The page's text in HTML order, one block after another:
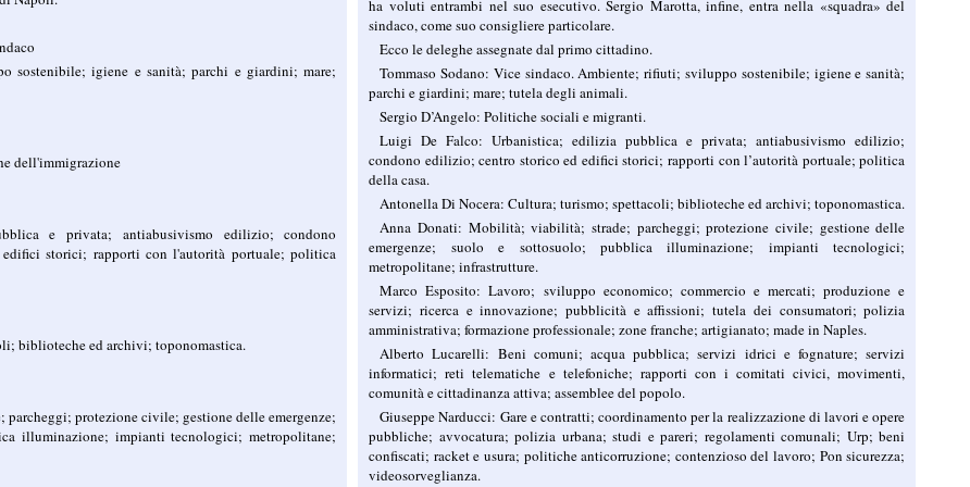
sostenibile; igiene e sanità; parchi e giardini; mare;
dell'immigrazione
e privata; antiabusivismo edilizio; condono
storici; rapporti con l'autorità portuale; politica
biblioteche ed archivi; toponomastica.
protezione civile; gestione delle emergenze;
illuminazione; impianti tecnologici; metropolitane;
ha voluti entrambi nel suo esecutivo. Sergio Marotta, infine, entra nella «squadra» del
sindaco, come suo consigliere particolare.
Ecco le deleghe assegnate dal primo cittadino.
Tommaso Sodano: Vice sindaco. Ambiente; rifiuti; sviluppo sostenibile; igiene e sanità;
parchi e giardini; mare; tutela degli animali.
Sergio D’Angelo: Politiche sociali e migranti.
Luigi De Falco: Urbanistica; edilizia pubblica e privata; antiabusivismo edilizio;
condono edilizio; centro storico ed edifici storici; rapporti con l’autorità portuale; politica
della casa.
Antonella Di Nocera: Cultura; turismo; spettacoli; biblioteche ed archivi; toponomastica.
Anna Donati: Mobilità; viabilità; strade; parcheggi; protezione civile; gestione delle
emergenze; suolo e sottosuolo; pubblica illuminazione; impianti tecnologici;
metropolitane; infrastrutture.
Marco Esposito: Lavoro; sviluppo economico; commercio e mercati; produzione e
servizi; ricerca e innovazione; pubblicità e affissioni; tutela dei consumatori; polizia
amministrativa; formazione professionale; zone franche; artigianato; made in Naples.
Alberto Lucarelli: Beni comuni; acqua pubblica; servizi idrici e fognature; servizi
informatici; reti telematiche e telefoniche; rapporti con i comitati civici, movimenti,
comunità e cittadinanza attiva; assemblee del popolo.
Giuseppe Narducci: Gare e contratti; coordinamento per la realizzazione di lavori e opere
pubbliche; avvocatura; polizia urbana; studi e pareri; regolamenti comunali; Urp; beni
confiscati; racket e usura; politiche anticorruzione; contenzioso del lavoro; Pon sicurezza;
videosorveglianza.